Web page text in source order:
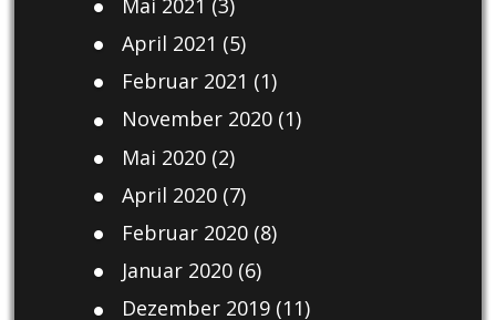
Mai 2021 (3)
April 2021 (5)
Februar 2021 (1)
November 2020(1)
Mai 2020(2)
April 2020(7)
Februar 2020(8)
Januar 2020(6)
Dezember 2019(11)